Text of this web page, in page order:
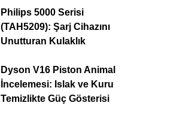
Philips 5000 Serisi
(TAH5209): Şarj Cihazını
Unutturan Kulaklık
Dyson V16 Piston Animal
İncelemesi: Islak ve Kuru
Temizlikte Güç Gösterisi